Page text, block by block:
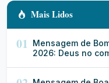
Mais Lidos
01 Mensagem de
2026: Deus no